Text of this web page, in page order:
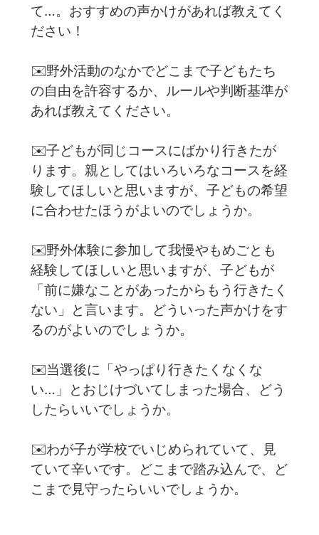
て…。おすすめの声かけがあれば教えてく
ださい！
✉️野外活動のなかでどこまで子どもたち
の自由を許容するか、ルールや判断基準が
あれば教えてください。
✉️子どもが同じコースにばかり行きたが
ります。親としてはいろいろなコースを経
験してほしいと思いますが、子どもの希望
に合わせたほうがよいのでしょうか。
✉️野外体験に参加して我慢やもめごとも
経験してほしいと思いますが、子どもが
「前に嫌なことがあったからもう行きたく
ない」と言います。どういった声かけをす
るのがよいのでしょうか。
✉️当選後に「やっぱり行きたくなくな
い…」とおじけづいてしまった場合、どう
したらいいでしょうか。
✉️わが子が学校でいじめられていて、見
ていて辛いです。どこまで踏み込んで、ど
こまで見守ったらいいでしょうか。